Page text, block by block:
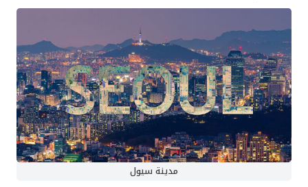
مدينة سيول